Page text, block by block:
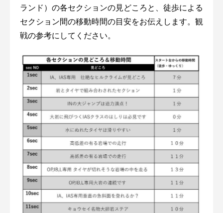
ランド）の各セクションの見どころと、徒歩による
セクション間の移動時間の目安をお伝えします。観
戦の参考にしてください。